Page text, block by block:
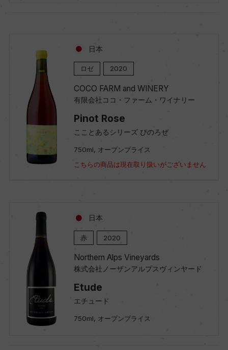
日本
ロゼ 2020
COCO FARM and WINERY
有限会社ココ・ファーム・ワイナリー
Pinot Rose
こことあるシリーズ ぴのろぜ
750ml, オープンプライス
こちらの商品は現在取り扱いがございません
日本
赤 2020
Northern Alps Vineyards
株式会社ノーザンアルプスヴィンヤード
Etude
エチュード
750ml, オープンプライス